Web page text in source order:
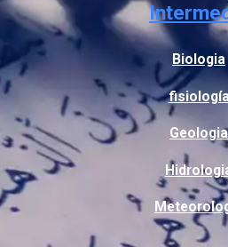
Biologia
Geologia